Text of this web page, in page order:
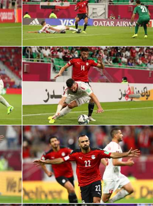
الدوري الإسباني
دوري أبطال أوروبا
القسم الثاني
رياضات أخرى
أمم إفريقيا
كرة السلة الأمريكية
كرة سلة
كرة يد
كرة طائرة